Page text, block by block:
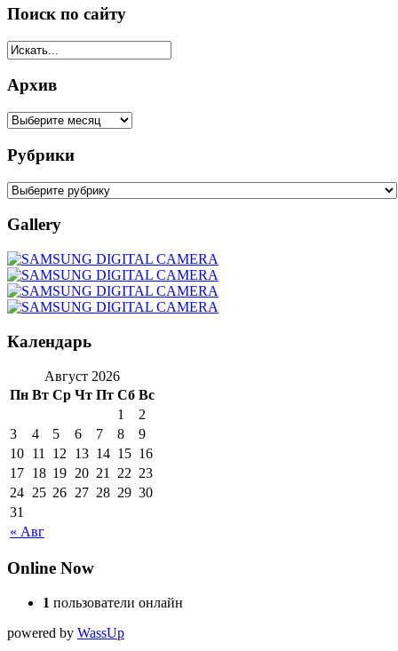
Поиск по сайту
Архив
Рубрики
Gallery
Календарь
Август 2026
Пн Вт Ср Чт Пт Сб Вс
« Авг
1
2
3
4 5 6 7 8
9
10 11 12 13 14 15 16
17 18 19 20 21 22 23
24 25 26 27 28 29 30
31
Online Now
1 пользователи онлайн
powered by WassUp